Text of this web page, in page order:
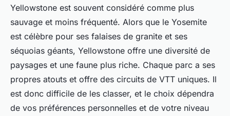
Yellowstone est souvent considéré comme plus
sauvage et moins fréquenté. Alors que le Yosemite
est célèbre pour ses falaises de granite et ses
séquoias géants, Yellowstone offre une diversité de
paysages et une faune plus riche. Chaque parc a ses
propres atouts et offre des circuits de VTT uniques. Il
est donc difficile de les classer, et le choix dépendra
de vos préférences personnelles et de votre niveau